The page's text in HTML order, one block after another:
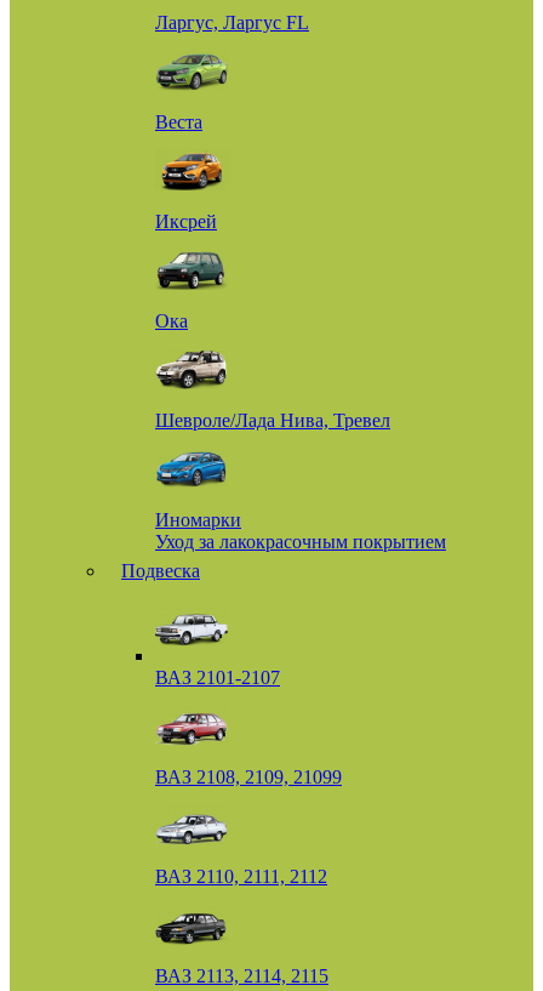
Ларгус, Ларгус FL
Веста
Иксрей
Ока
Шевроле/Лада Нива, Тревел
Иномарки
Уход за лакокрасочным покрытием
Подвеска
ВАЗ 2101-2107
ВАЗ 2108, 2109, 21099
ВАЗ 2110, 2111, 2112
ВАЗ 2113, 2114, 2115